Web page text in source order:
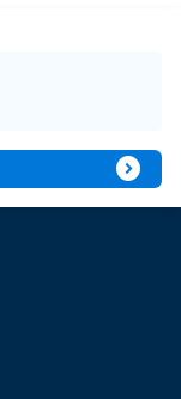
expand_circle_right